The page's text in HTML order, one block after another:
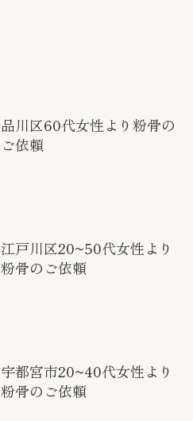
品川区60代女性より粉骨の
ご依頼
江戸川区20~50代女性より
粉骨のご依頼
宇都宮市20~40代女性より
粉骨のご依頼